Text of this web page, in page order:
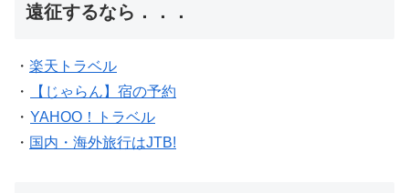
遠征するなら．．．
・ 楽天トラベル
・
【じゃらん】宿の予約
・ YAHOO！トラベル
・ 国内・海外旅行はJTB!